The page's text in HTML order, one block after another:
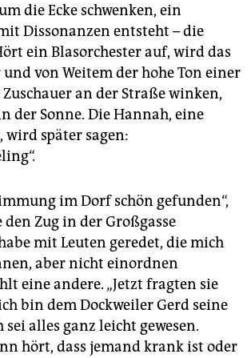
die Ecke schwenken, ein
Dissonanzen entsteht – die
ein Blasorchester auf, wird das
von Weitem der hohe Ton einer
an der Straße winken,
der Sonne. Die Hannah, eine
später sagen:
im Dorf schön gefunden“,
Zug in der Großgasse
mit Leuten geredet, die mich
aber nicht einordnen
eine andere. „Jetzt fragten sie
bin dem Dockweiler Gerd seine
sei alles ganz leicht gewesen.
hört, dass jemand krank ist oder